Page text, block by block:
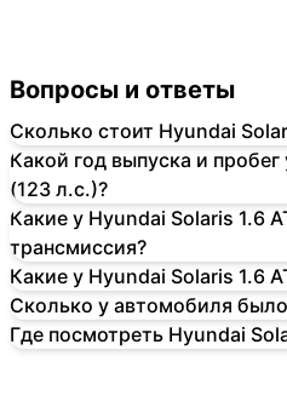
Вопросы и ответы
Сколько стоит Hyundai
Какой год выпуска и
(123 л.с.)?
Какие у Hyundai Solaris 1.6
трансмиссия?
Какие у Hyundai Solaris 1.6
Сколько у автомобиля
Где посмотреть Hyundai